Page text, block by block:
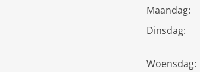
Maandag:
Dinsdag:
Woensdag: